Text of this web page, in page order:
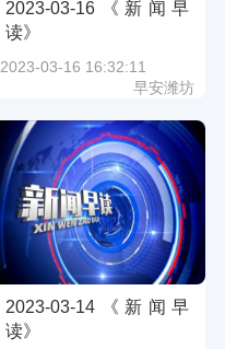
2023-03-16《新闻早
读》
2023-03-16 16:32:11
早安潍坊
2023-03-14《新闻早
读》